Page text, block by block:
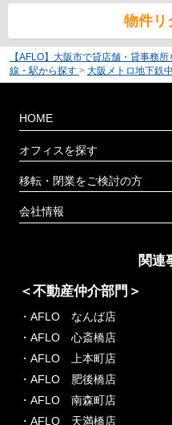
物件リ
【AFLO】大阪市で貸店舗・貸事務
線・駅から探す > 大阪メトロ地下鉄
HOME
オフィスを探す
移転・閉業をご検討の方
会社情報
関連
＜不動産仲介部門＞
・AFLO なんば店
・AFLO 心斎橋店
・AFLO 上本町店
・AFLO 肥後橋店
・AFLO 南森町店
・AFLO 天満橋店